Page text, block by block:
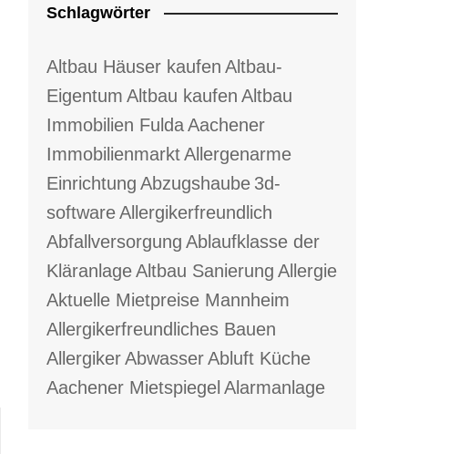
Schlagwörter
Altbau Häuser kaufen Altbau-
Eigentum Altbau kaufen Altbau
Immobilien FuldaAachener
ImmobilienmarktAllergenarme
Einrichtung Abzugshaube 3d-
softwareAllergikerfreundlich
Abfallversorgung Ablaufklasse der
KläranlageAltbau Sanierung Allergie
Aktuelle Mietpreise Mannheim
Allergikerfreundliches Bauen
AllergikerAbwasserAbluft Küche
Aachener Mietspiegel Alarmanlage